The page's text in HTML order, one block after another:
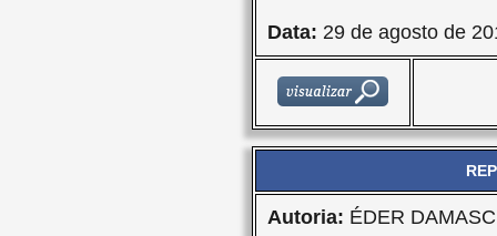
Data: 29 de agosto de
Autoria: ÉDER